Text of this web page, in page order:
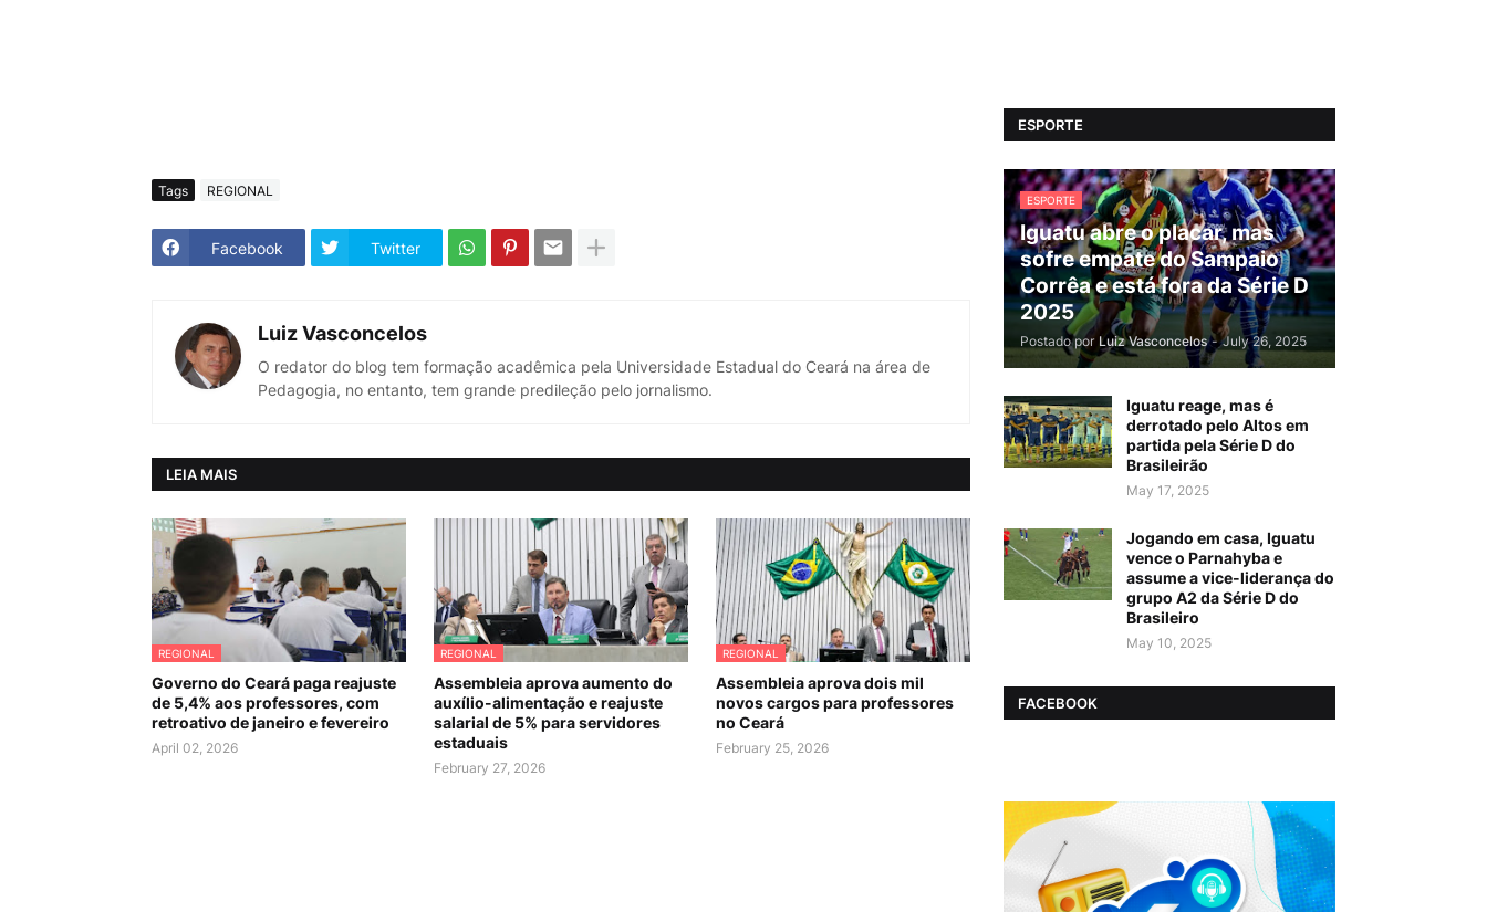
Tags REGIONAL
Facebook Twitter
Luiz Vasconcelos
O redator do blog tem formação acadêmica pela Universidade Estadual do Ceará na área de
Pedagogia, no entanto, tem grande predileção pelo jornalismo.
LEIA MAIS
REGIONAL
Governo do Ceará paga reajuste
de 5,4% aos professores, com
retroativo de janeiro e fevereiro
April 02, 2026
REGIONAL
Assembleia aprova aumento do
auxílio-alimentação e reajuste
salarial de 5% para servidores
estaduais
February 27, 2026
REGIONAL
Assembleia aprova dois mil
novos cargos para professores
no Ceará
February 25, 2026
ESPORTE
ESPORTE
Iguatu abre o placar, mas
sofre empate do Sampaio
Corrêa e está fora da Série D
2025
Postado por Luiz Vasconcelos - July 26, 2025
Iguatu reage, mas é
derrotado pelo Altos em
partida pela Série D do
Brasileirão
May 17, 2025
Jogando em casa, Iguatu
vence o Parnahyba e
assume a vice-liderança do
grupo A2 da Série D do
Brasileiro
May 10, 2025
FACEBOOK